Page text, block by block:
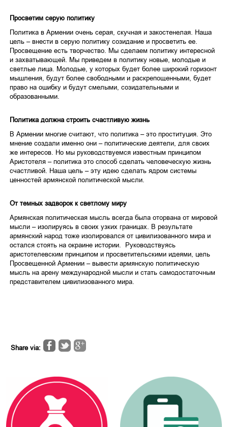
Просветим серую политику
Политика в Армении очень серая, скучная и закостенелая. Наша
цель – внести в серую политику созидание и просветить ее.
Просвещение есть творчество. Мы сделаем политику интересной
и захватывающей. Мы приведем в политику новые, молодые и
светлые лица. Молодые, у которых будет более широкий горизонт
мышления, будут более свободными и раскрепощенными, будет
право на ошибку и будут смелыми, созидательными и
образованными.
Политика должна строить счастливую жизнь
В Армении многие считают, что политика – это проституция. Это
мнение создали именно они – политические деятели, для своих
же интересов. Но мы руководствуемся известным принципом
Аристотеля – политика это способ сделать человеческую жизнь
счастливой. Наша цель – эту идею сделать ядром системы
ценностей армянской политической мысли.
От темных задворок к светлому миру
Армянская политическая мысль всегда была оторвана от мировой
мысли – изолируясь в своих узких границах. В результате
армянский народ тоже изолировался от цивилизованного мира и
остался стоять на окраине истории. Руководствуясь
аристотелевским принципом и просветительскими идеями, цель
Просвещенной Армении – вывести армянскую политическую
мысль на арену международной мысли и стать самодостаточным
представителем цивилизованного мира.
Share via: